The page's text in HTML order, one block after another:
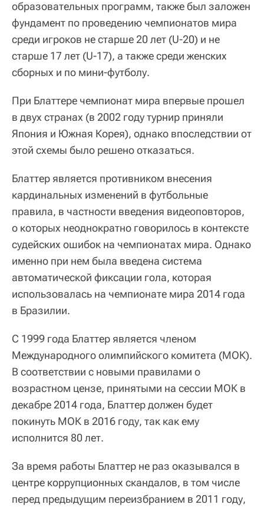
образовательных программ, также был заложен
фундамент по проведению чемпионатов мира
среди игроков не старше 20 лет (U-20) и не
старше 17 лет (U-17), а также среди женских
сборных и по мини-футболу.
При Блаттере чемпионат мира впервые прошел
в двух странах (в 2002 году турнир приняли
Япония и Южная Корея), однако впоследствии от
этой схемы было решено отказаться.
Блаттер является противником внесения
кардинальных изменений в футбольные
правила, в частности введения видеоповторов,
о которых неоднократно говорилось в контексте
судейских ошибок на чемпионатах мира. Однако
именно при нем была введена система
автоматической фиксации гола, которая
использовалась на чемпионате мира 2014 года
в Бразилии.
С 1999 года Блаттер является членом
Международного олимпийского комитета (МОК).
В соответствии с новыми правилами о
возрастном цензе, принятыми на сессии МОК в
декабре 2014 года, Блаттер должен будет
покинуть МОК в 2016 году, так как ему
исполнится 80 лет.
За время работы Блаттер не раз оказывался в
центре коррупционных скандалов, в том числе
перед предыдущим переизбранием в 2011 году,